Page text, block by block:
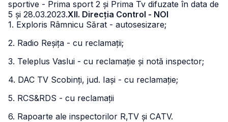
sportive - Prima sport 2 și Prima Tv difuzate în data de
5 și 28.03.2023.XII. Direcția Control - NOI
1. Exploris Râmnicu Sărat - autosesizare;
2. Radio Reșița - cu reclamații;
3. Teleplus Vaslui - cu reclamație și notă inspector;
4. DAC TV Scobinți, jud. Iași - cu reclamație;
5. RCS&RDS - cu reclamații
6. Rapoarte ale inspectorilor R,TV și CATV.